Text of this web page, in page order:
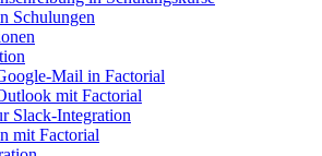
Schulungen
Mail in Factorial
mit Factorial
Slack-Integration
mit Factorial